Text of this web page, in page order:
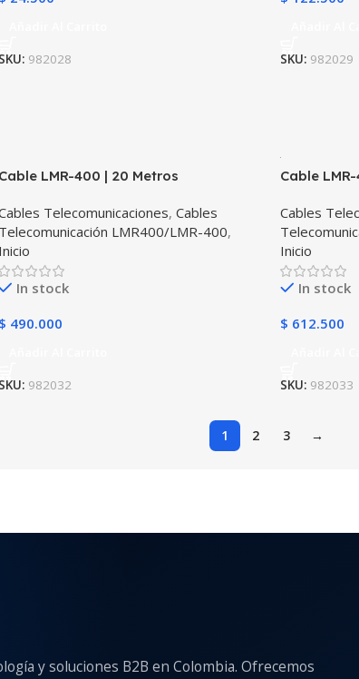
SKU: 982028 SKU: 982029
Cable LMR-400 | 20 Metros
Telecomunicaciones, Cables
Telecomunicación LMR400/LMR-400,
Inicio
In stock
$ 490.000
SKU: 982032
Cable
Cables
Inicio
In stock
$ 612.500
SKU: 982033
1 2 3 →
y soluciones B2B en Colombia. Ofrecemos